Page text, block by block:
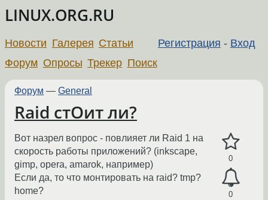
LINUX.ORG.RU
Регистрация - Вход
Новости Галерея Статьи
Форум Опросы Трекер Поиск
Форум — General
Raid стОит ли?
0
0
Вот назрел вопрос - повлияет ли Raid 1 на
скорость работы приложений? (inkscape,
gimp, opera, amarok, например)
Если да, то что монтировать на raid? tmp?
home?